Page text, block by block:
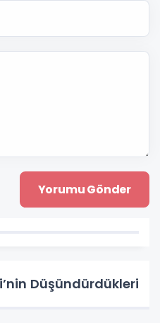
Düşündürdükleri